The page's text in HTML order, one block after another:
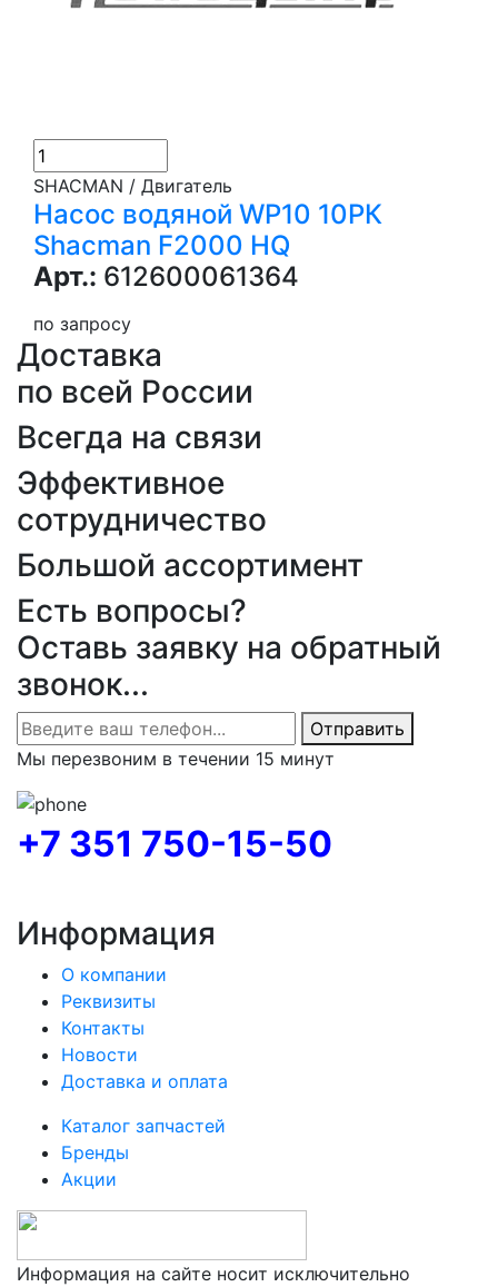
SHACMAN / Двигатель
Насос водяной WP10 10РК
Shacman F2000 HQ
Арт.: 612600061364
по запросу
Доставка
по всей России
Всегда на связи
Эффективное
сотрудничество
Большой ассортимент
Информация на сайте носит исключительно
Есть вопросы?
Оставь заявку на обратный
звонок...
Отправить
Мы перезвоним в течении 15 минут
+7 351 750-15-50
Информация
О компании
Реквизиты
Контакты
Новости
Доставка и оплата
Каталог запчастей
Бренды
Акции